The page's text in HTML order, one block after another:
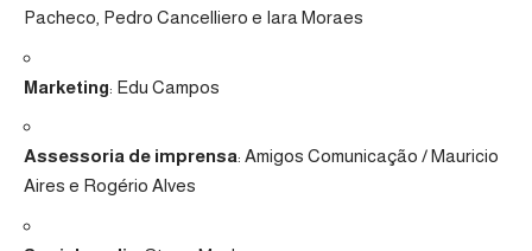
Pacheco, Pedro Cancelliero e Iara Moraes
Marketing: Edu Campos
Assessoria de imprensa: Amigos Comunicação / Mauricio
Aires e Rogério Alves